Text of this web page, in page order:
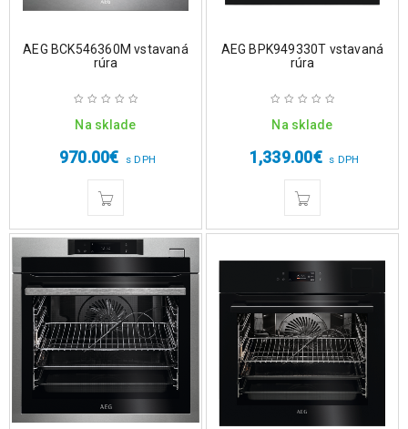
AEG BCK546360M vstavaná
rúra
Na sklade
970.00€ s DPH
AEG BPK949330T vstavaná
rúra
Na sklade
1,339.00€ s DPH